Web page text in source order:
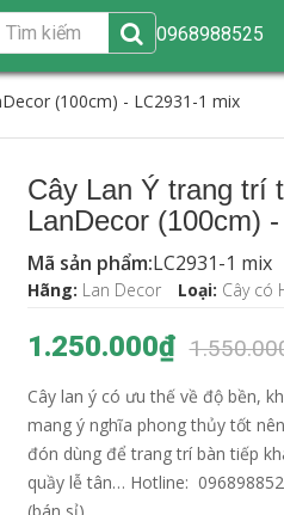
0968988525
(100cm) - LC2931-1 mix
Cây Lan Ý trang trí
LanDecor (100cm)
Mã sản phẩm:LC2931-1 mix
Hãng: Lan Decor Loại: Cây có
1.250.000₫
Cây lan ý có ưu thế về độ bền,
mang ý nghĩa phong thủy tốt
đón dùng để trang trí bàn tiếp
quầy lễ tân… Hotline: